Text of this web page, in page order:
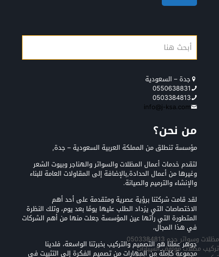
جدة – السعودية
0550638831
0503384813
info@j-ksa.com
من نحن؟
مؤسسة تنطلق من المملكة العربية السعودية – جدة,
لتقدم خدمات أعمال المظلات والسواتر والهناجر وبيوت الشعر
وغيرها من أعمال الحدادة,بالإضافة إلى المقاولات العامة للبناء
والإنشاء والترميم والصيانة.
لقد قامت شركتنا برؤية عصرية ومتقدمة على أحد أهم
الاختصاصات التي يزداد الطلب عليها يومًا بعد يوم، وتلك النظرة
المتطورة التي رأتها عين المؤسسة جعلت منها من أهم الشركات
في هذا المجال،
جوهر عملنا هو التصميم والتركيب بخبرتنا الواسعة، فلدينا
مجموعة كاملة من المهارات من تصميم الفكرة إلى التثبيت في
مظلات وسواتر جده 0503384813
تركيب مظلات مواقف السيارات